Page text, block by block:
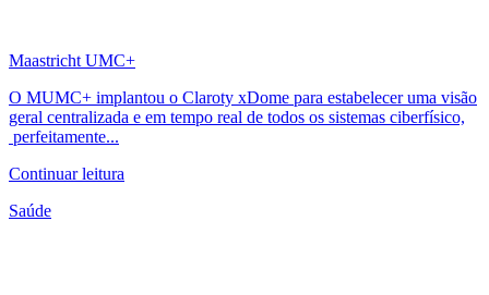
Maastricht UMC+
O MUMC+ implantou o Claroty xDome para estabelecer uma visão
geral centralizada e em tempo real de todos os sistemas ciberfísico,
perfeitamente...
Continuar leitura
Saúde